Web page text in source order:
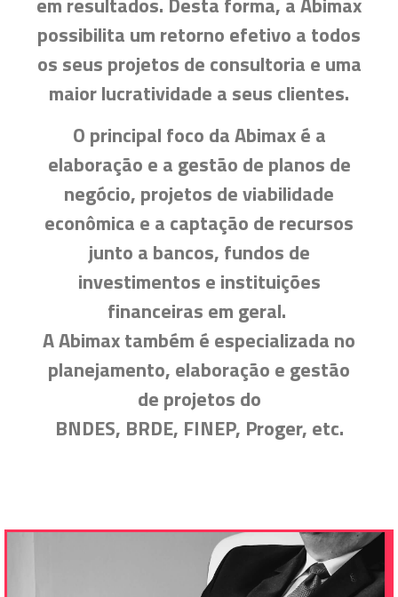
possibilita um retorno efetivo a todos
os seus projetos de consultoria e uma
maior lucratividade a seus clientes.
O principal foco da Abimax é a
elaboração e a gestão de planos de
negócio, projetos de viabilidade
econômica e a captação de recursos
junto a bancos, fundos de
investimentos e instituições
financeiras em geral.
A Abimax também é especializada no
planejamento, elaboração e gestão
de projetos do
BNDES, BRDE, FINEP, Proger, etc.